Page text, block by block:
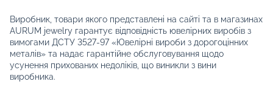
Виробник, товари якого представлені на сайті та в магазинах
AURUM jewelry гарантує відповідність ювелірних виробів з
вимогами ДСТУ 3527-97 «Ювелірні вироби з дорогоцінних
металів» та надає гарантійне обслуговування щодо
усунення прихованих недоліків, що виникли з вини
виробника.